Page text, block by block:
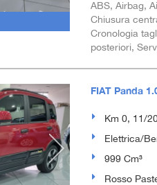
ABS, Airbag,
Chiusura
Cronologia
posteriori,
FIAT Panda
Km 0, 11/
Elettrica/
999 Cm³
Rosso